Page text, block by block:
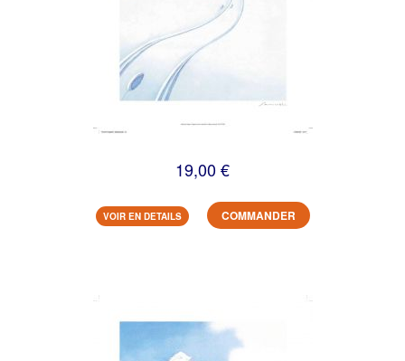
19,00 €
VOIR EN DETAILS COMMANDER